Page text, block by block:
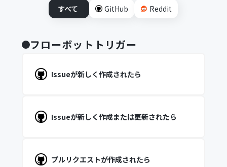
すべて GitHub Reddit
フローボットトリガー
Issueが新しく作成されたら
Issueが新しく作成または更新されたら
プルリクエストが作成されたら